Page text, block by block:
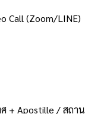
Call (Zoom/LINE)
ศ + Apostille / สถาน